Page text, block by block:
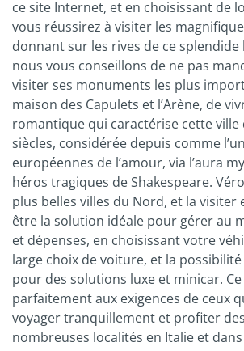
ce site Internet, et en choisissant de
vous réussirez à visiter les
donnant sur les rives de ce splendide
nous vous conseillons de ne pas
visiter ses monuments les plus
maison des Capulets et l’Arène, de
romantique qui caractérise cette ville
siècles, considérée depuis comme
européennes de l’amour, via l’aura
héros tragiques de Shakespeare.
plus belles villes du Nord, et la visiter
être la solution idéale pour gérer au
et dépenses, en choisissant votre
large choix de voiture, et la possibilité
pour des solutions luxe et minicar.
parfaitement aux exigences de ceux
voyager tranquillement et profiter
nombreuses localités en Italie et